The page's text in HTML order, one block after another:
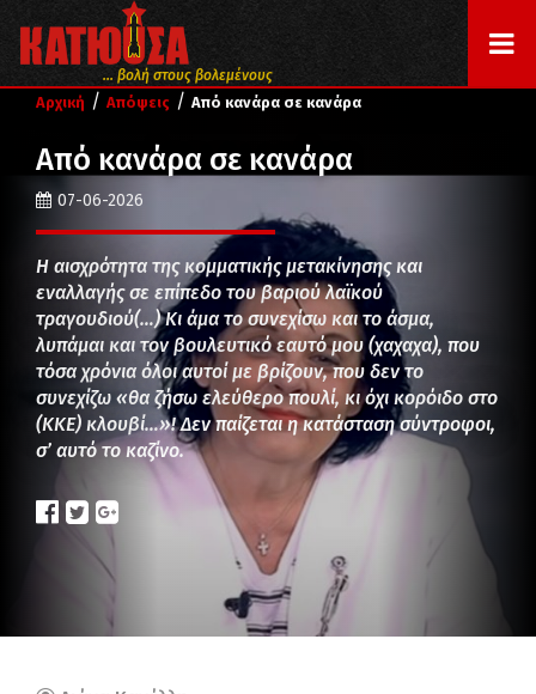
... βολή στους βολεμένους
Αρχική / Απόψεις / Από κανάρα σε κανάρα
Από κανάρα σε κανάρα
07-06-2026
Η αισχρότητα της κομματικής μετακίνησης και
εναλλαγής σε επίπεδο του βαριού λαϊκού
τραγουδιού(…) Κι άμα το συνεχίσω και το άσμα,
λυπάμαι και τον βουλευτικό εαυτό μου (χαχαχα), που
τόσα χρόνια όλοι αυτοί με βρίζουν, που δεν το
συνεχίζω «θα ζήσω ελεύθερο πουλί, κι όχι κορόιδο στο
(ΚΚΕ) κλουβί…»! Δεν παίζεται η κατάσταση σύντροφοι,
σ’ αυτό το καζίνο.